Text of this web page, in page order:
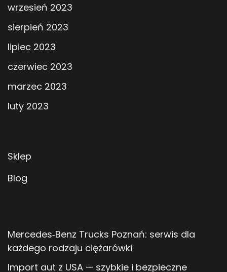
wrzesień 2023
sierpień 2023
lipiec 2023
czerwiec 2023
marzec 2023
luty 2023
Sklep
Blog
Mercedes‑Benz Trucks Poznań: serwis dla
każdego rodzaju ciężarówki
Import aut z USA — szybkie i bezpieczne